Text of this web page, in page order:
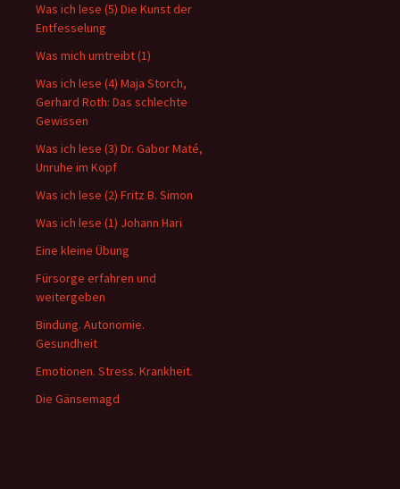
Was ich lese (5) Die Kunst der
Entfesselung
Was mich umtreibt (1)
Was ich lese (4) Maja Storch,
Gerhard Roth: Das schlechte
Gewissen
Was ich lese (3) Dr. Gabor Maté,
Unruhe im Kopf
Was ich lese (2) Fritz B. Simon
Was ich lese (1) Johann Hari
Eine kleine Übung
Fürsorge erfahren und
weitergeben
Bindung. Autonomie.
Gesundheit
Emotionen. Stress. Krankheit.
Die Gänsemagd